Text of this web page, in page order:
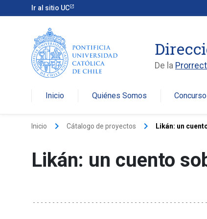
Ir al sitio UC
De la
Inicio Quiénes Somos
Inicio keyboard_arrow_right Cátalogo de proyectos keyboard_arrow_right Likán: un
Likán: un cuento